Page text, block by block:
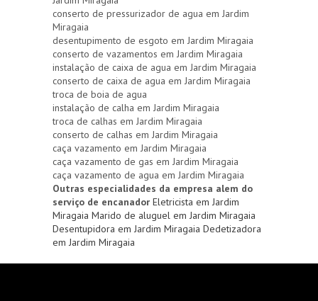
conserto de pressurizador de agua em Jardim
Miragaia
desentupimento de esgoto em Jardim Miragaia
conserto de vazamentos em Jardim Miragaia
instalação de caixa de agua em Jardim Miragaia
conserto de caixa de agua em Jardim Miragaia
troca de boia de agua
instalação de calha em Jardim Miragaia
troca de calhas em Jardim Miragaia
conserto de calhas em Jardim Miragaia
caça vazamento em Jardim Miragaia
caça vazamento de gas em Jardim Miragaia
caça vazamento de agua em Jardim Miragaia
Outras especialidades da empresa alem do
serviço de encanador Eletricista em Jardim
Miragaia Marido de aluguel em Jardim Miragaia
Desentupidora em Jardim Miragaia Dedetizadora
em Jardim Miragaia